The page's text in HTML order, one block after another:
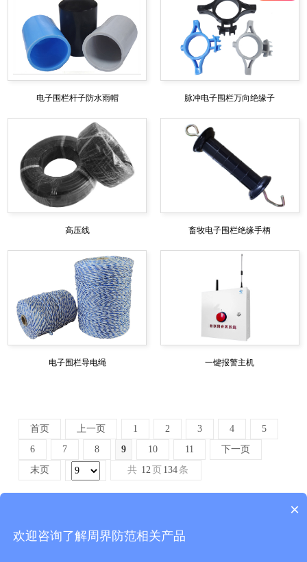
电子围栏杆子防水雨帽 脉冲电子围栏万向绝缘子
高压线 畜牧电子围栏绝缘手柄
电子围栏导电绳 一键报警主机
首页 上一页 1 2 3 4
5
6
7 8 9 10 11
下一页
末页
共 12 页 134 条
Copyright © 东莞市拓天智能科技有限公司 版权所有
粤ICP备20012839号
×
欢迎咨询了解周界防范相关产品